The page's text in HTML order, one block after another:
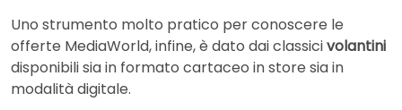
Uno strumento molto pratico per conoscere le
offerte MediaWorld, infine, è dato dai classicivolantini
disponibili sia in formato cartaceo in store sia in
modalità digitale.